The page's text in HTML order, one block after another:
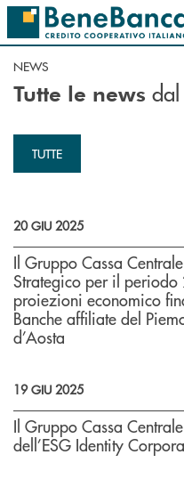
Salta al contenuto principale
NEWS
Tutte le news
TUTTE
20 GIU 2025
Il Gruppo Cassa
Strategico per il
proiezioni economico
Banche affiliate del
d’Aosta
19 GIU 2025
Il Gruppo Cassa
dell’ESG Identity